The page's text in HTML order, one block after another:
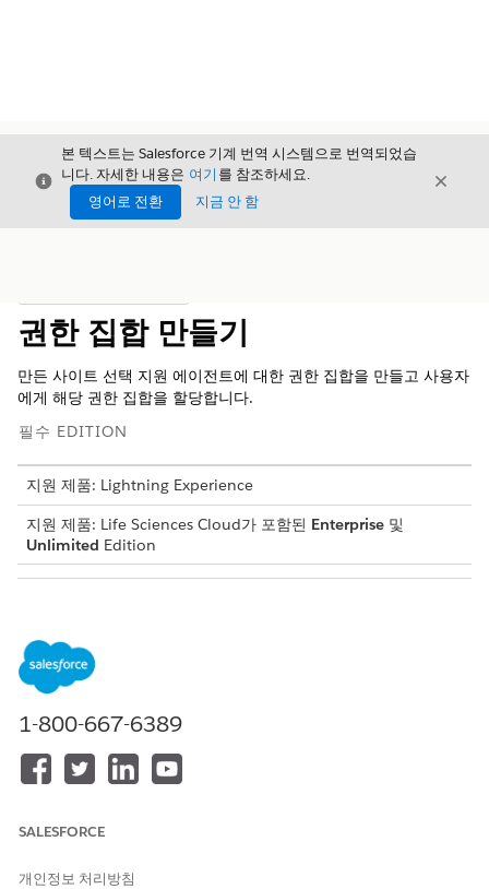
닫기
본 텍스트는 Salesforce 기계 번역 시스템으로 번역되었습
니다. 자세한 내용은 여기 를 참조하세요.
영어로 전환
지금 안 함
닫기
권한 집합 만들기
만든 사이트 선택 지원 에이전트에 대한 권한 집합을 만들고 사용자
에게 해당 권한 집합을 할당합니다.
필수 EDITION
지원 제품: Lightning Experience
지원 제품: Life Sciences Cloud가 포함된 Enterprise 및
Unlimited Edition
권한 집합 만들기:
설정에서 빠른 찾기 상자에
력합니다. 권한 집합의 API 이름이 자동으로 생성됩니다.
변경 사항을 저장합니다.
권한 집합의 설정 페이지에서
변경 사항을 저장합니다.
1-800-667-6389
SALESFORCE
개인정보 처리방침